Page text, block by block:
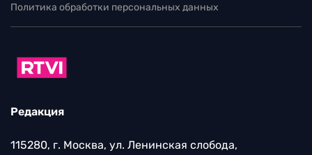
Политика обработки персональных данных
Редакция
115280, г. Москва, ул. Ленинская слобода,